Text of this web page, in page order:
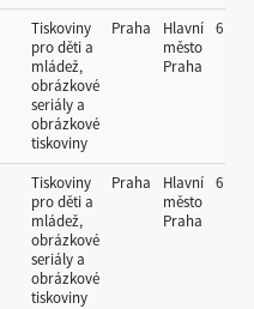
Tiskoviny
pro děti a
mládež,
obrázkové
seriály a
obrázkové
tiskoviny
Praha
Hlavní
město
Praha
6
Tiskoviny
pro děti a
mládež,
obrázkové
seriály a
obrázkové
tiskoviny
Praha
Hlavní
město
Praha
6